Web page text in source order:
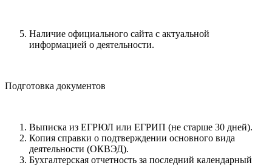
Наличие официального сайта с актуальной
информацией о деятельности.
Подготовка документов
Выписка из ЕГРЮЛ или ЕГРИП (не старше 30 дней).
Копия справки о подтверждении основного вида
деятельности (ОКВЭД).
Бухгалтерская отчетность за последний календарный